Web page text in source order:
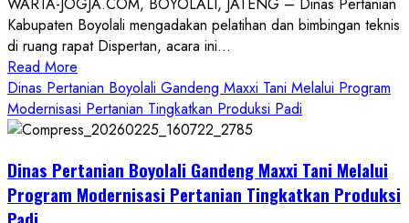
WARTA-JOGJA.COM, BOYOLALI, JATENG – Dinas Pertanian
Kabupaten Boyolali mengadakan pelatihan dan bimbingan teknis
di ruang rapat Dispertan, acara ini...
Read More
more
about
Dinas
Boyolali
Gelar
Dinas Pertanian Boyolali Gandeng Maxxi Tani Melalui Program
Modernisasi Pertanian Tingkatkan Produksi Padi
Dinas Pertanian Boyolali Gandeng Maxxi Tani Melalui
Program Modernisasi Pertanian Tingkatkan Produksi